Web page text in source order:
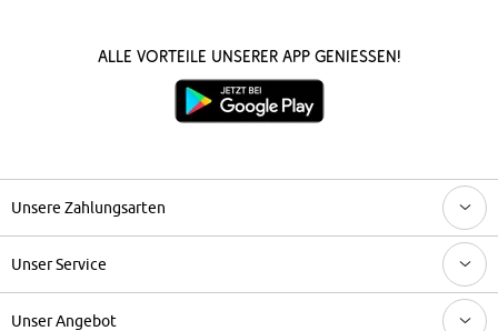
Alle Vorteile unserer App genießen!
Unsere Zahlungsarten
Unser Service
Unser Angebot